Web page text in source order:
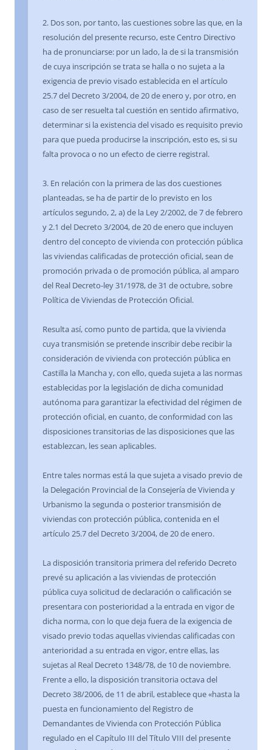
2. Dos son, por tanto, las cuestiones sobre las que, en la
resolución del presente recurso, este Centro Directivo
ha de pronunciarse: por un lado, la de si la transmisión
de cuya inscripción se trata se halla o no sujeta a la
exigencia de previo visado establecida en el artículo
25.7 del Decreto 3/2004, de 20 de enero y, por otro, en
caso de ser resuelta tal cuestión en sentido afirmativo,
determinar si la existencia del visado es requisito previo
para que pueda producirse la inscripción, esto es, si su
falta provoca o no un efecto de cierre registral.
3. En relación con la primera de las dos cuestiones
planteadas, se ha de partir de lo previsto en los
artículos segundo, 2, a) de la Ley 2/2002, de 7 de febrero
y 2.1 del Decreto 3/2004, de 20 de enero que incluyen
dentro del concepto de vivienda con protección pública
las viviendas calificadas de protección oficial, sean de
promoción privada o de promoción pública, al amparo
del Real Decreto-ley 31/1978, de 31 de octubre, sobre
Política de Viviendas de Protección Oficial.
Resulta así, como punto de partida, que la vivienda
cuya transmisión se pretende inscribir debe recibir la
consideración de vivienda con protección pública en
Castilla la Mancha y, con ello, queda sujeta a las normas
establecidas por la legislación de dicha comunidad
autónoma para garantizar la efectividad del régimen de
protección oficial, en cuanto, de conformidad con las
disposiciones transitorias de las disposiciones que las
establezcan, les sean aplicables.
Entre tales normas está la que sujeta a visado previo de
la Delegación Provincial de la Consejería de Vivienda y
Urbanismo la segunda o posterior transmisión de
viviendas con protección pública, contenida en el
artículo 25.7 del Decreto 3/2004, de 20 de enero.
La disposición transitoria primera del referido Decreto
prevé su aplicación a las viviendas de protección
pública cuya solicitud de declaración o calificación se
presentara con posterioridad a la entrada en vigor de
dicha norma, con lo que deja fuera de la exigencia de
visado previo todas aquellas viviendas calificadas con
anterioridad a su entrada en vigor, entre ellas, las
sujetas al Real Decreto 1348/78, de 10 de noviembre.
Frente a ello, la disposición transitoria octava del
Decreto 38/2006, de 11 de abril, establece que «hasta la
puesta en funcionamiento del Registro de
Demandantes de Vivienda con Protección Pública
regulado en el Capítulo III del Título VIII del presente